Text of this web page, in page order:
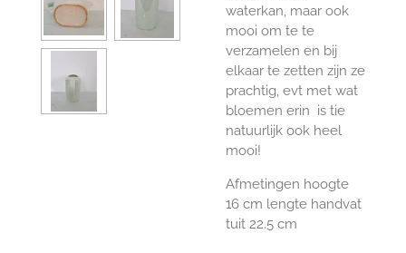
waterkan, maar ook
mooi om te te
verzamelen en bij
elkaar te zetten zijn ze
prachtig, evt met wat
bloemen erin is tie
natuurlijk ook heel
mooi!
Afmetingen hoogte
16 cm lengte handvat
tuit 22.5 cm